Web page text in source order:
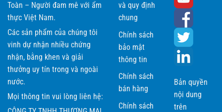
Toàn – Người đam mê với ẩm
thực Việt Nam.
Các sản phẩm của chúng tôi
vinh dự nhận nhiều chứng
nhận, bằng khen và giải
thưởng uy tín trong và ngoài
nước.
Mọi thông tin vui lòng liên hệ:
và quy định
chung
Chính sách
bảo mật
thông tin
Chính sách
bán hàng
Chính sách
Bản quyền
nội dung
trên